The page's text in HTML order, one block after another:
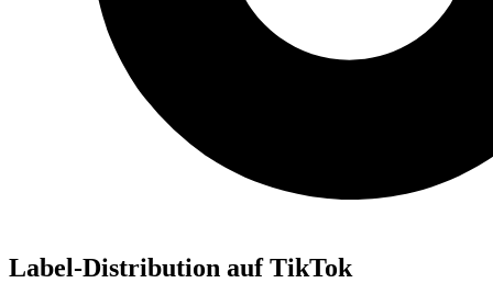
Label-Distribution auf TikTok